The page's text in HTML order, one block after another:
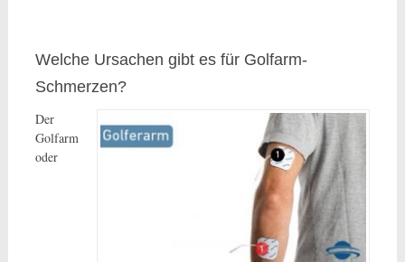
Welche Ursachen gibt es für Golfarm-
Schmerzen?
Der
Golfarm
oder